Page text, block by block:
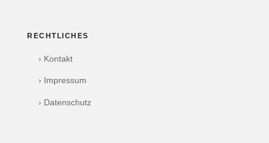
RECHTLICHES
› Kontakt
› Impressum
› Datenschutz